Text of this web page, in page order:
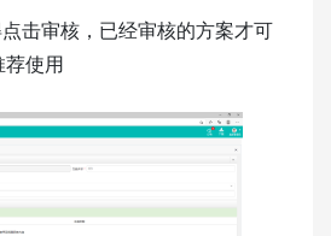
击审核，已经审核的方案才可
使用